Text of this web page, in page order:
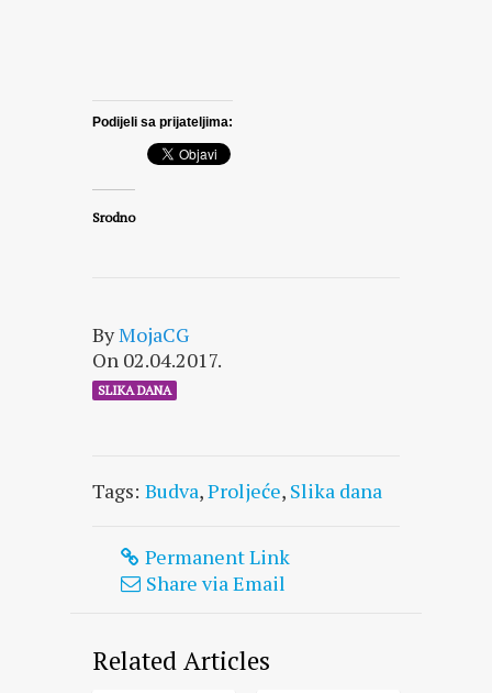
Podijeli sa prijateljima:
Srodno
ByMojaCG
On 02.04.2017.
SLIKA DANA
Tags: Budva,Proljeće, Slika dana
Permanent Link
Share via Email
Related Articles